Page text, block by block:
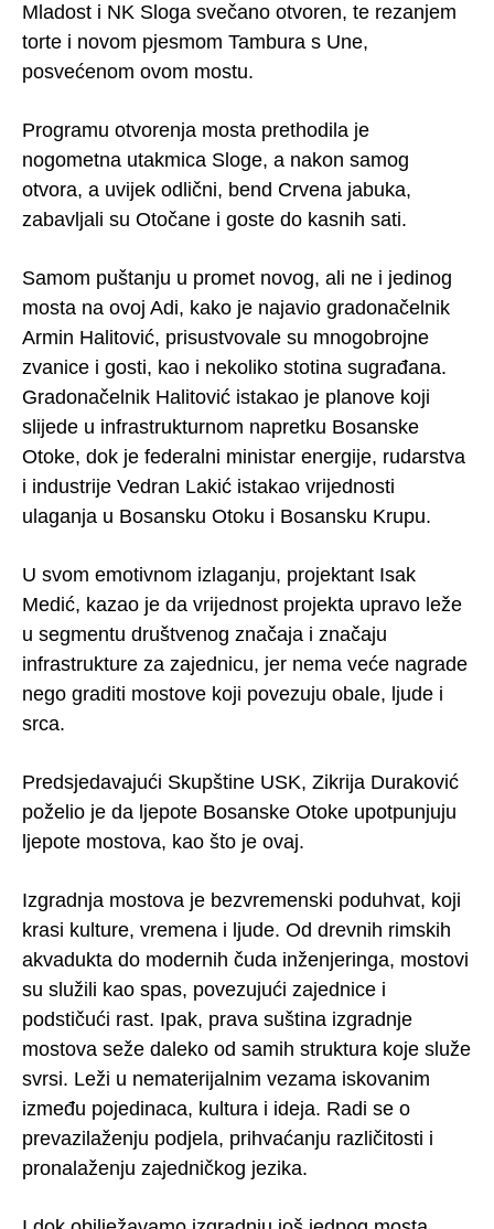
Mladost i NK Sloga svečano otvoren, te rezanjem
torte i novom pjesmom Tambura s Une,
posvećenom ovom mostu.
Programu otvorenja mosta prethodila je
nogometna utakmica Sloge, a nakon samog
otvora, a uvijek odlični, bend Crvena jabuka,
zabavljali su Otočane i goste do kasnih sati.
Samom puštanju u promet novog, ali ne i jedinog
mosta na ovoj Adi, kako je najavio gradonačelnik
Armin Halitović, prisustvovale su mnogobrojne
zvanice i gosti, kao i nekoliko stotina sugrađana.
Gradonačelnik Halitović istakao je planove koji
slijede u infrastrukturnom napretku Bosanske
Otoke, dok je federalni ministar energije, rudarstva
i industrije Vedran Lakić istakao vrijednosti
ulaganja u Bosansku Otoku i Bosansku Krupu.
U svom emotivnom izlaganju, projektant Isak
Medić, kazao je da vrijednost projekta upravo leže
u segmentu društvenog značaja i značaju
infrastrukture za zajednicu, jer nema veće nagrade
nego graditi mostove koji povezuju obale, ljude i
srca.
Predsjedavajući Skupštine USK, Zikrija Duraković
poželio je da ljepote Bosanske Otoke upotpunjuju
ljepote mostova, kao što je ovaj.
Izgradnja mostova je bezvremenski poduhvat, koji
krasi kulture, vremena i ljude. Od drevnih rimskih
akvadukta do modernih čuda inženjeringa, mostovi
su služili kao spas, povezujući zajednice i
podstičući rast. Ipak, prava suština izgradnje
mostova seže daleko od samih struktura koje služe
svrsi. Leži u nematerijalnim vezama iskovanim
između pojedinaca, kultura i ideja. Radi se o
prevazilaženju podjela, prihvaćanju različitosti i
pronalaženju zajedničkog jezika.